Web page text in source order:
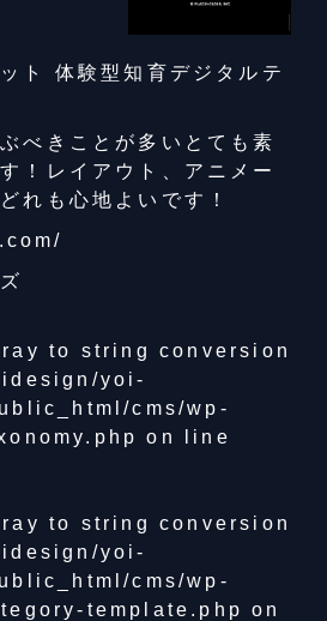
ト 体験型知育デジタルテ
べきことが多いとても素
！レイアウト、アニメー
れも心地よいです！
to string conversion
yoi-
cms/wp-
on line
to string conversion
yoi-
cms/wp-
template.php on